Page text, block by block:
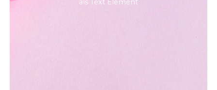
als Text Element